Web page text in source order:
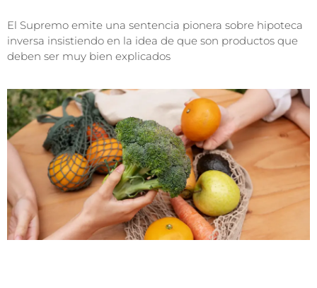
El Supremo emite una sentencia pionera sobre hipoteca
inversa insistiendo en la idea de que son productos que
deben ser muy bien explicados